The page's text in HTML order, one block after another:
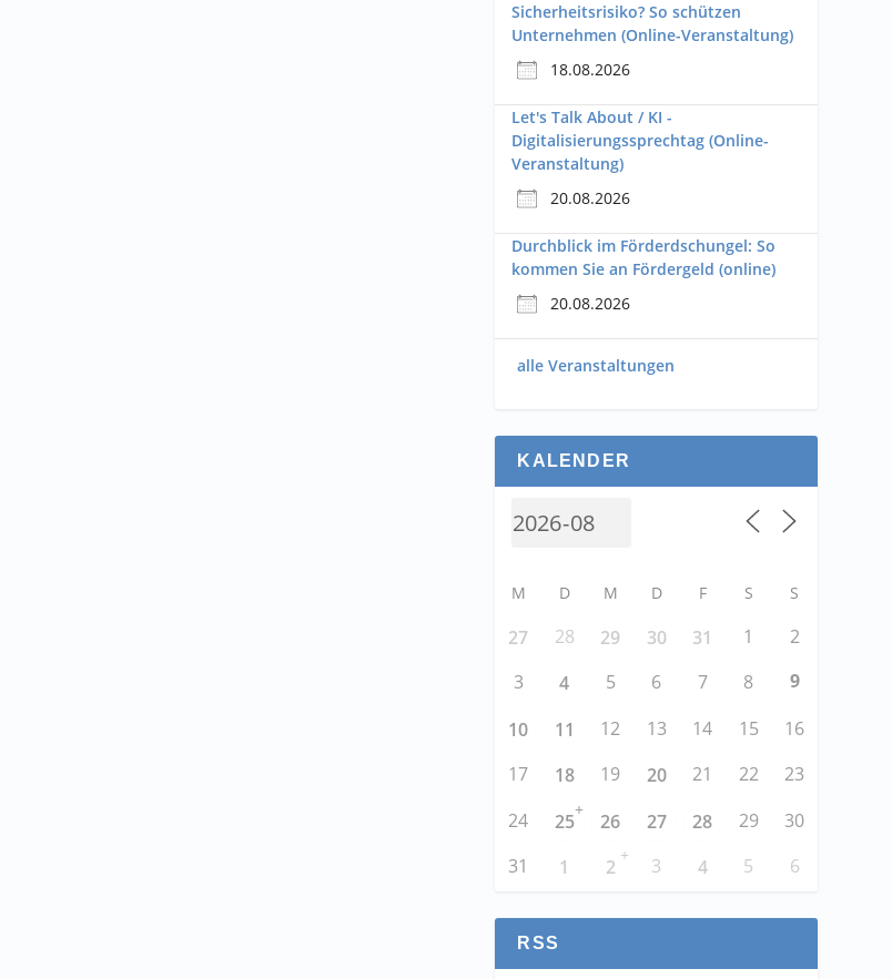
Sicherheitsrisiko? So schützen
Unternehmen (Online-Veranstaltung)
18.08.2026
Let's Talk About / KI -
Digitalisierungssprechtag (Online-
Veranstaltung)
20.08.2026
Durchblick im Förderdschungel: So
kommen Sie an Fördergeld (online)
20.08.2026
alle Veranstaltungen
KALENDER
M D M D F S S
27 28 29 30 31 1
2
3
4 5 6 7 8
9
10
11 12 13 14 15
16
17
18 19 20 21 22
23
24
25
+
26 27 28 29
30
31
1 2
+ 3 4 5 6
RSS